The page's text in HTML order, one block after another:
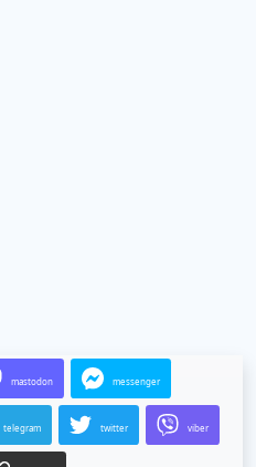
mastodon messenger
telegram twitter viber